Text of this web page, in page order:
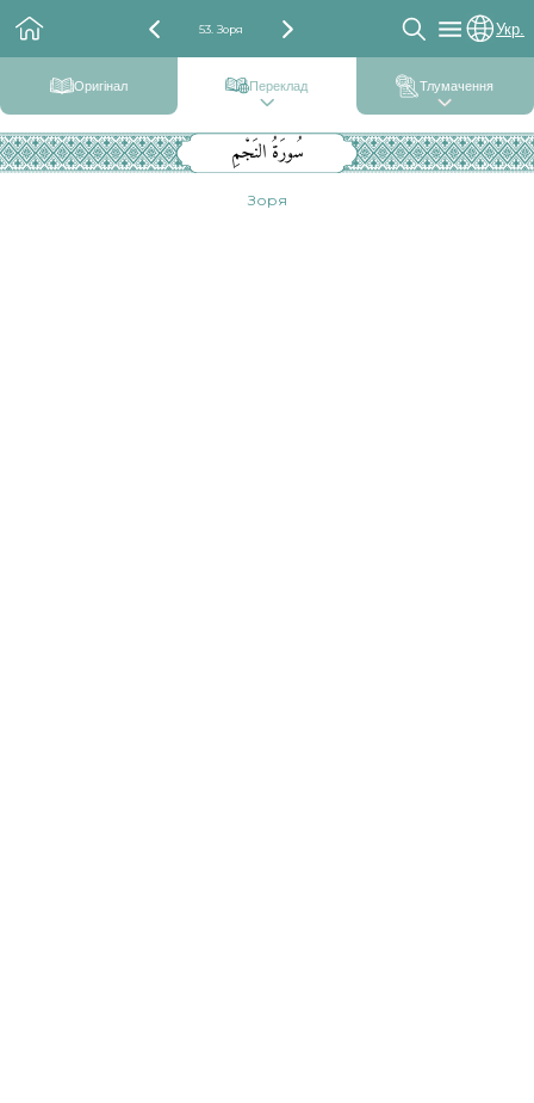
53. Зоря Укр.
Оригінал Переклад Тлумачення
سُورَةُ النَجْمِ
Зоря